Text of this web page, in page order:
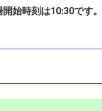
始時刻は10:30です。